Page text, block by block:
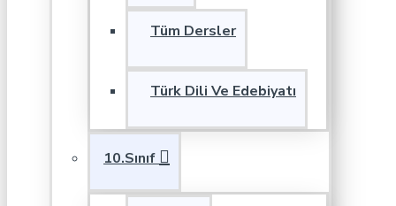
Tüm Dersler
Türk Dili Ve Edebiyatı
10.Sınıf